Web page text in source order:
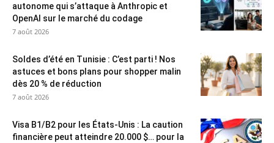
autonome qui s’attaque à Anthropic et
OpenAI sur le marché du codage
7 août 2026
Soldes d’été en Tunisie : C’est parti ! Nos
astuces et bons plans pour shopper malin
dès 20 % de réduction
7 août 2026
Visa B1/B2 pour les États-Unis : La caution
financière peut atteindre 20.000 $… pour la